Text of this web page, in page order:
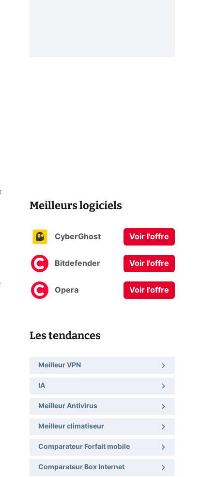
Meilleurs logiciels
CyberGhost Voir l'offre
Bitdefender Voir l'offre
Opera Voir l'offre
Les tendances
Meilleur VPN
IA
Meilleur Antivirus
Meilleur climatiseur
Comparateur Forfait mobile
Comparateur Box Internet